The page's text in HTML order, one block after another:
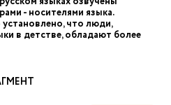
- носителями языка.
что люди,
в детстве, обладают более